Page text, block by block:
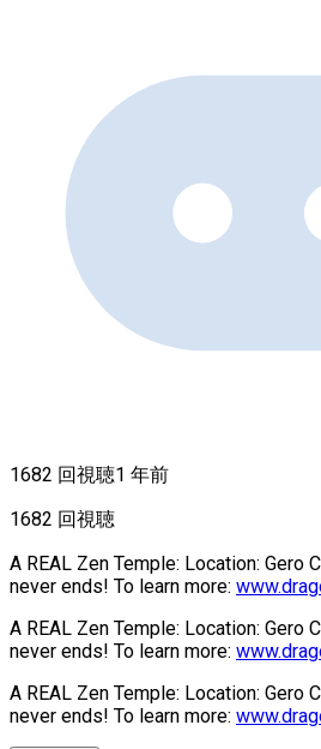
1682 回視聴1 年前
1682 回視聴
A REAL Zen Temple: Location: Gero
never ends! To learn more:
A REAL Zen Temple: Location: Gero
never ends! To learn more:
A REAL Zen Temple: Location: Gero
never ends! To learn more: